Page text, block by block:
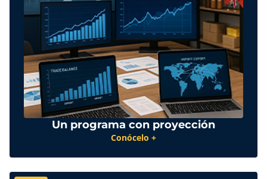
Un programa con proyección
Conócelo +